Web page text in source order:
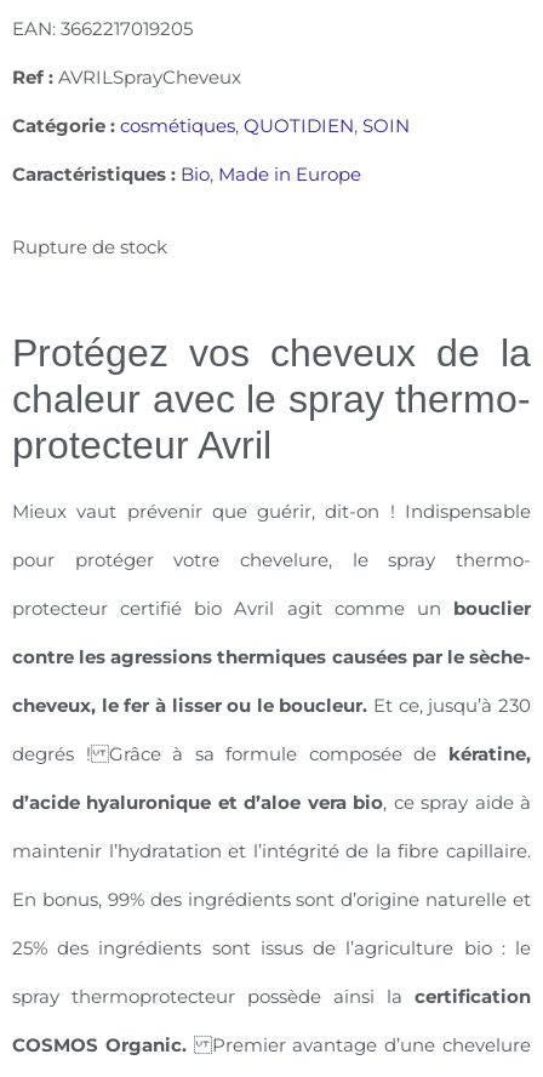
EAN: 3662217019205
Ref : AVRILSprayCheveux
Catégorie : cosmétiques, QUOTIDIEN, SOIN
Caractéristiques : Bio, Made in Europe
Rupture de stock
Protégez vos cheveux de la
chaleur avec le spray thermo-
protecteur Avril
Mieux vaut prévenir que guérir, dit-on ! Indispensable
pour protéger votre chevelure, le spray thermo-
protecteur certifié bio Avril agit comme un bouclier
contre les agressions thermiques causées par le sèche-
cheveux, le fer à lisser ou le boucleur. Et ce, jusqu’à 230
degrés ! Grâce à sa formule composée de kératine,
d’acide hyaluronique et d’aloe vera bio, ce spray aide à
maintenir l’hydratation et l’intégrité de la fibre capillaire.
En bonus, 99% des ingrédients sont d’origine naturelle et
25% des ingrédients sont issus de l’agriculture bio : le
spray thermoprotecteur possède ainsi la certification
COSMOS Organic. Premier avantage d’une chevelure